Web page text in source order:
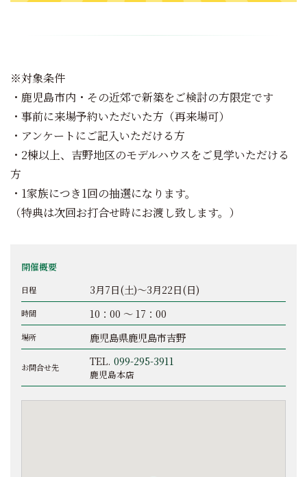
※対象条件
・鹿児島市内・その近郊で新築をご検討の方限定です
・事前に来場予約いただいた方（再来場可）
・アンケートにご記入いただける方
・2棟以上、吉野地区のモデルハウスをご見学いただける
方
・1家族につき1回の抽選になります。
（特典は次回お打合せ時にお渡し致します。）
開催概要
日程 3月7日(土)～3月22日(日)
時間 10：00 ～ 17：00
場所 鹿児島県鹿児島市吉野
お問合せ先 TEL. 099-295-3911
鹿児島本店